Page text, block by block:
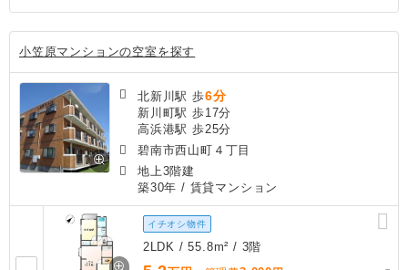
小笠原マンションの空室を探す
北新川駅 歩6分
新川町駅 歩17分
高浜港駅 歩25分
碧南市西山町４丁目
地上3階建
築30年 / 賃貸マンション
イチオシ物件
2LDK / 55.8m² / 3階